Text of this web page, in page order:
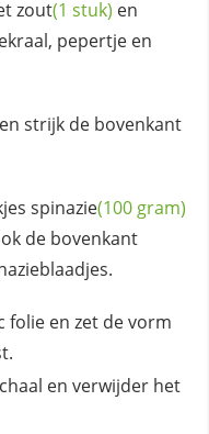
zout(1 stuk) en
pepertje en
strijk de bovenkant
spinazie(100 gram)
de bovenkant
folie en zet de vorm
en verwijder het